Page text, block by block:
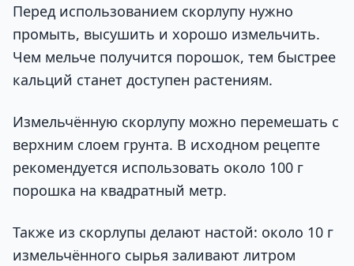
Перед использованием скорлупу нужно
промыть, высушить и хорошо измельчить.
Чем мельче получится порошок, тем быстрее
кальций станет доступен растениям.
Измельчённую скорлупу можно перемешать с
верхним слоем грунта. В исходном рецепте
рекомендуется использовать около 100 г
порошка на квадратный метр.
Также из скорлупы делают настой: около 10 г
измельчённого сырья заливают литром